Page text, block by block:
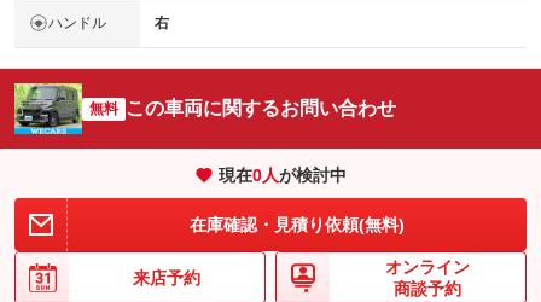
ハンドル 右
無料 この車両に関するお問い合わせ
現在0人が検討中
在庫確認・見積り依頼(無料)
来店予約
オンライン
商談予約